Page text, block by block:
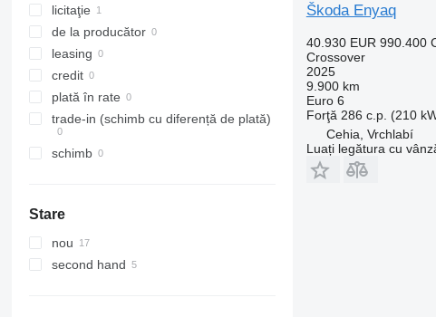
licitaţie
de la producător
leasing
credit
plată în rate
trade-in (schimb cu diferență de plată)
schimb
Stare
nou
second hand
Škoda Enyaq
40.930 EUR 990.400
Crossover
2025
9.900 km
Euro 6
Forţă 286 c.p. (210
Cehia, Vrchlabí
Luați legătura cu